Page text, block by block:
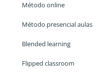
Método online
Método presencial aulas
Blended learning
Flipped classroom